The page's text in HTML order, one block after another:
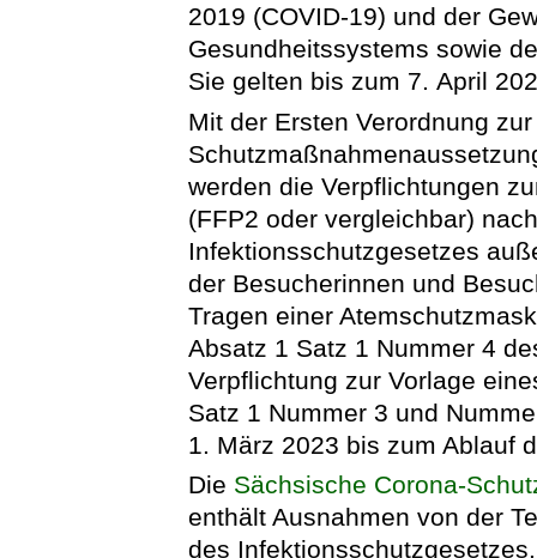
2019 (COVID-19) und der
Gesundheitssystems sowie
Sie gelten bis zum 7. April
Mit der Ersten Verordnung
werden die Verpflichtungen
(FFP2 oder vergleichbar)
Infektionsschutzgesetzes
der Besucherinnen und
Tragen einer
Absatz 1 Satz 1 Nummer 4
Verpflichtung zur Vorlage
Satz 1 Nummer 3 und
1. März 2023 bis zum Ablauf
Die Sächsische Corona-
enthält Ausnahmen von der
des